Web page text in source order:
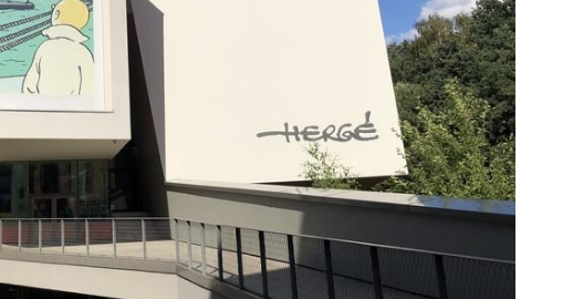
کوییک گذاشتی برای فروش ؟ اینجا
سریع و راحت بفروش
درخواست فروش
تنها در چند ساعت و با یکبار مراجعه فروخته
شد ✅
درخواست فروش